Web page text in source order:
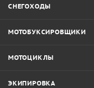
СНЕГОХОДЫ
МОТОБУКСИРОВЩИКИ
МОТОЦИКЛЫ
ЭКИПИРОВКА